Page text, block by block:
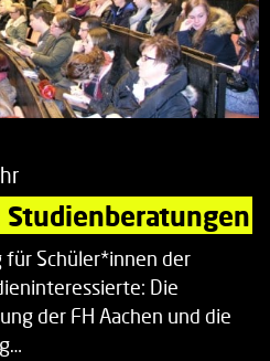
Studienberatungen
für Schüler*innen der
Die
der FH Aachen und die